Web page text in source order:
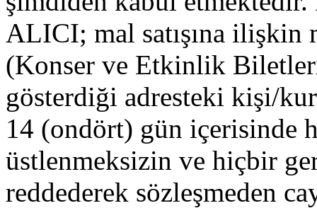
ALICI; mal satışına ilişkin
(Konser ve Etkinlik
gösterdiği adresteki kişi/
14 (ondört) gün içerisinde
üstlenmeksizin ve hiçbir
reddederek sözleşmeden